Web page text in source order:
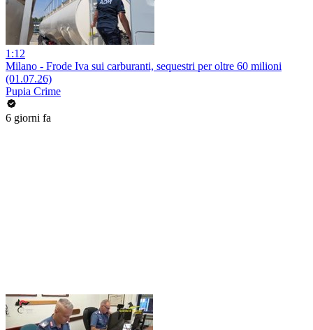
1:12
Milano - Frode Iva sui carburanti, sequestri per oltre 60 milioni
(01.07.26)
Pupia Crime
6 giorni fa